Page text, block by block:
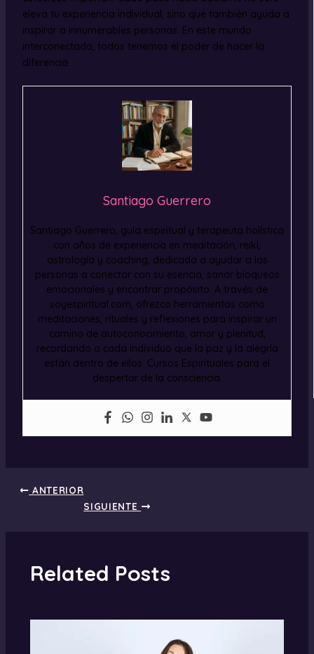
eleva tu experiencia individual, sino que también ayuda a
inspirar a innumerables personas. En este mundo
interconectado, todos tenemos el poder de hacer la
diferencia.
Santiago Guerrero
Santiago Guerrero, guía espiritual y terapeuta holística
con años de experiencia en meditación, reiki,
astrología y coaching, dedicada a ayudar a las
personas a conectar con su esencia, sanar bloqueos
emocionales y encontrar propósito. A través de
soyespiritual.com, ofrezco herramientas como
meditaciones, rituales y reflexiones para inspirar un
camino de autoconocimiento, amor y plenitud,
recordando a cada individuo que la paz y la alegría
están dentro de ellos. Cursos Espirituales para el
despertar de la consciencia.
ANTERIOR
SIGUIENTE
Related Posts